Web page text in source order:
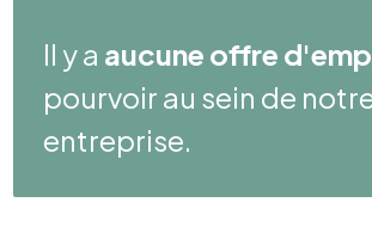
Il y a aucune offre
pourvoir au sein de
entreprise.